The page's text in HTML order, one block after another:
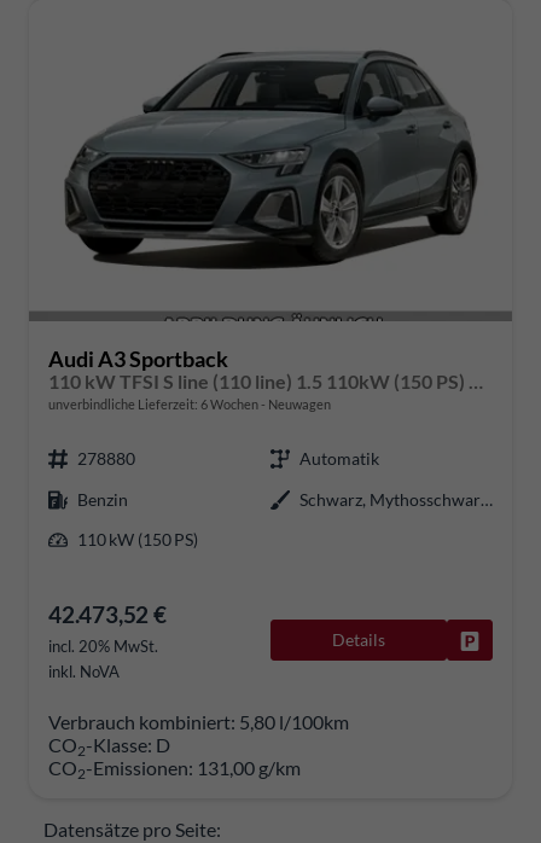
Audi A3 Sportback
unverbindliche Lieferzeit: 6 Wochen Neuwagen
278880
Automatik
Benzin
Schwarz, Mythosschwarz Metallic (0E)
110 kW (150 PS)
42.473,52 €
incl. 20% MwSt.
inkl. NoVA
Details
Verbrauch kombiniert: 5,80 l/100km
CO2-Klasse: D
CO2-Emissionen: 131,00 g/km
Datensätze pro Seite: